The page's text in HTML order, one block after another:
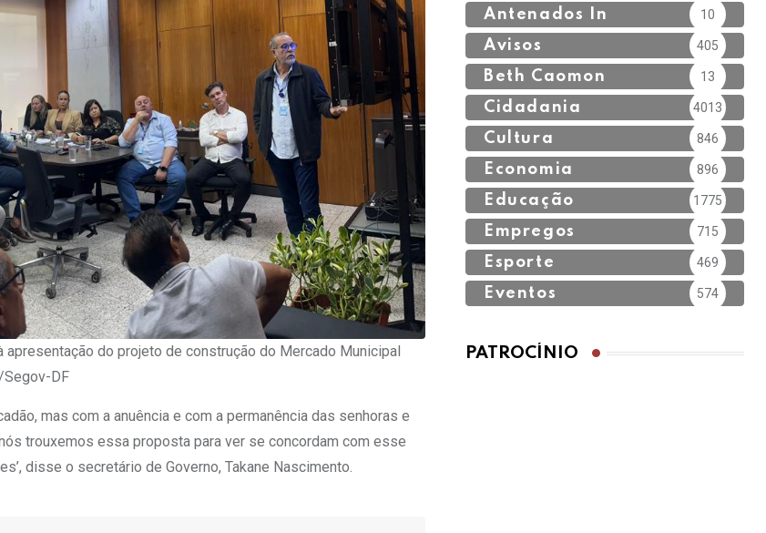
do projeto de construção do Mercado Municipal
Segov-DF
mas com a anuência e com a permanência das senhoras e
trouxemos essa proposta para ver se concordam com esse
disse o secretário de Governo, Takane Nascimento.
Antenados In 10
Avisos 405
Beth Caomon 13
Cidadania 4013
Cultura 846
Economia 896
Educação 1775
Empregos 715
Esporte 469
Eventos 574
PATROCÍNIO